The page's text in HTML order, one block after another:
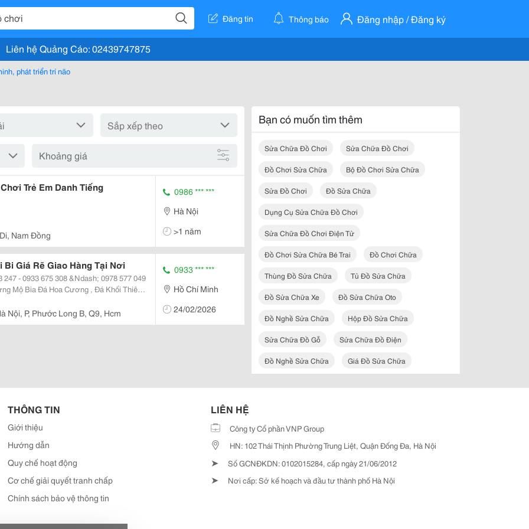
Đăng tin Thông báo Đăng nhập / Đăng ký
Liên hệ Quảng Cáo: 02439747875
phát triển trí não
Khoảng giá
Trẻ Em Danh Tiếng
Nam Đồng
0986 *** ***
Hà Nội
>1 năm
Giá Rẽ Giao Hàng Tại Nơi
Mộ Bia Đá Hoa Cương , Đá Khối Thiên
Nội, P, Phước Long B, Q9, Hcm
0933 *** ***
Hồ Chí Minh
24/02/2026
Bạn có muốn tìm thêm
Sửa Chữa Đồ Chơi Sửa Chữa Đồ Chơi
Đồ Chơi Sửa Chữa Bộ Đồ Chơi Sửa Chữa
Sửa Đồ Chơi Đồ Sửa Chữa
Dụng Cụ Sửa Chữa Đồ Chơi
Sửa Chữa Đồ Chơi Điện Tử
Đồ Chơi Sửa Chữa Bé Trai Đồ Chơi Chữa
Thùng Đồ Sửa Chữa Tủ Đồ Sửa Chữa
Đồ Sửa Chữa Xe Đồ Sửa Chữa Oto
Đồ Nghề Sửa Chữa Hộp Đồ Sửa Chữa
Sửa Chữa Đồ Gỗ Sửa Chữa Đồ Điện
Đồ Nghề Sửa Chữa Giá Đồ Sửa Chữa
THÔNG TIN
Giới thiệu
Hướng dẫn
Quy chế hoạt động
Cơ chế giải quyết tranh chấp
Chính sách bảo vệ thông tin
LIÊN HỆ
Công ty Cổ phần VNP Group
HN: 102 Thái Thịnh Phường Trung Liệt, Quận Đống Đa, Hà Nội
➤ Số GCNĐKDN: 0102015284, cấp ngày 21/06/2012
➤ Nơi cấp: Sở kế hoạch và đầu tư thành phố Hà Nội